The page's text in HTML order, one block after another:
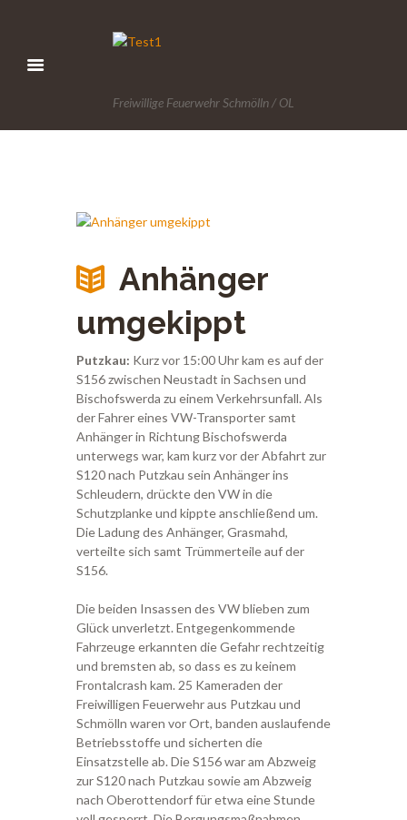
Freiwillige Feuerwehr Schmölln / OL
Anhänger
umgekippt
Putzkau: Kurz vor 15:00 Uhr kam es auf der
S156 zwischen Neustadt in Sachsen und
Bischofswerda zu einem Verkehrsunfall. Als
der Fahrer eines VW-Transporter samt
Anhänger in Richtung Bischofswerda
unterwegs war, kam kurz vor der Abfahrt zur
S120 nach Putzkau sein Anhänger ins
Schleudern, drückte den VW in die
Schutzplanke und kippte anschließend um.
Die Ladung des Anhänger, Grasmahd,
verteilte sich samt Trümmerteile auf der
S156.
Die beiden Insassen des VW blieben zum
Glück unverletzt. Entgegenkommende
Fahrzeuge erkannten die Gefahr rechtzeitig
und bremsten ab, so dass es zu keinem
Frontalcrash kam. 25 Kameraden der
Freiwilligen Feuerwehr aus Putzkau und
Schmölln waren vor Ort, banden auslaufende
Betriebsstoffe und sicherten die
Einsatzstelle ab. Die S156 war am Abzweig
zur S120 nach Putzkau sowie am Abzweig
nach Oberottendorf für etwa eine Stunde